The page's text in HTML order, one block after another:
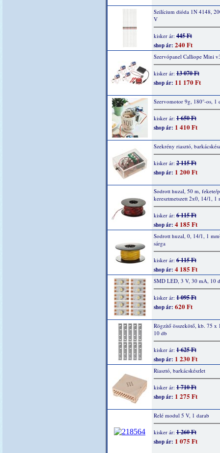
Szilícium dióda 1N 4148,
V
kisker ár: 445 Ft
shop ár: 240 Ft
Szervópanel Calliope Mini
kisker ár: 13 070 Ft
shop ár: 11 170 Ft
Szervomotor 9g, 180°-os, 1
kisker ár: 1 650 Ft
shop ár: 1 410 Ft
Szekrény riasztó,
kisker ár: 2 115 Ft
shop ár: 1 200 Ft
Sodrott huzal, 50 m, fekete/
keresztmetszett 2x0, 14/1, 1
kisker ár: 6 115 Ft
shop ár: 4 185 Ft
Sodrott huzal, 0, 14/1, 1
sárga
kisker ár: 6 115 Ft
shop ár: 4 185 Ft
SMD LED, 3 V, 30 mA, 10
kisker ár: 1 095 Ft
shop ár: 620 Ft
Rögzítő összekötő, kb. 75 x
10 db
kisker ár: 1 625 Ft
shop ár: 1 230 Ft
Riasztó, barkácskészlet
kisker ár: 1 710 Ft
shop ár: 1 275 Ft
Relé modul 5 V, 1 darab
kisker ár: 1 260 Ft
shop ár: 1 075 Ft